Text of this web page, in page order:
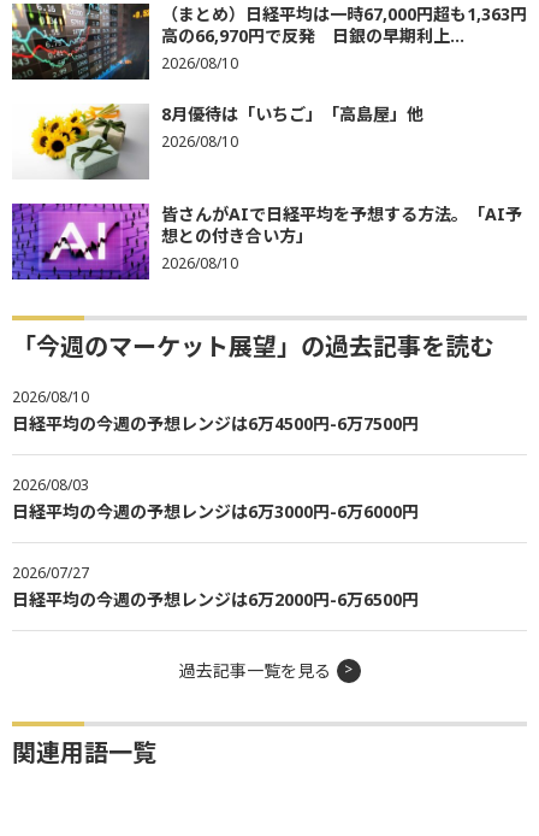
（まとめ）日経平均は一時67,000円超も1,363円
高の66,970円で反発 日銀の早期利上...
2026/08/10
8月優待は「いちご」「高島屋」他
2026/08/10
皆さんがAIで日経平均を予想する方法。「AI予
想との付き合い方」
2026/08/10
「今週のマーケット展望」の過去記事を読む
2026/08/10
日経平均の今週の予想レンジは6万4500円-6万7500円
2026/08/03
日経平均の今週の予想レンジは6万3000円-6万6000円
2026/07/27
日経平均の今週の予想レンジは6万2000円-6万6500円
過去記事一覧を見る
関連用語一覧